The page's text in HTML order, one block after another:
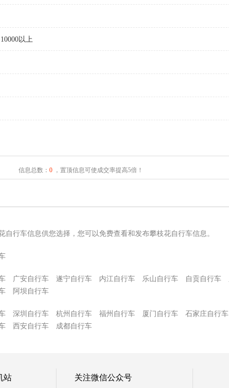
10000以上
信息总数： 0，置顶信息可使成交率提高5倍！
行车信息供您选择，您可以免费查看和发布攀枝花自行车信息。
广安自行车 遂宁自行车 内江自行车 乐山自行车 自贡自行车
阿坝自行车
深圳自行车 杭州自行车 福州自行车 厦门自行车 石家庄自行车
西安自行车 成都自行车
站 关注微信公众号